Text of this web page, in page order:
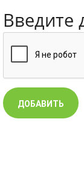
Введите